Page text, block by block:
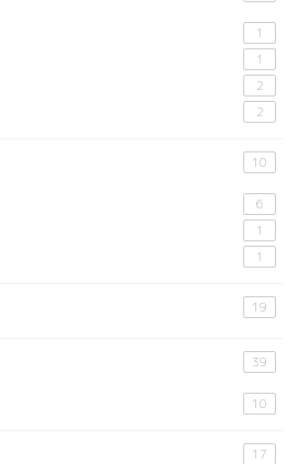
1
1
2
2
10
6
1
1
19
39
10
17